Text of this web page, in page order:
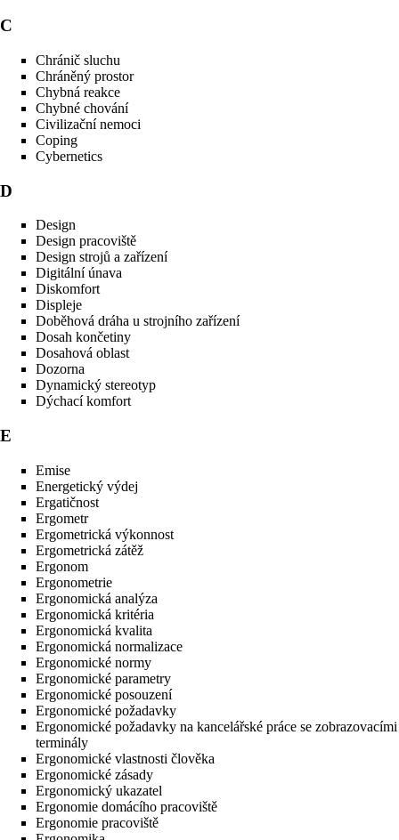
C
Chránič sluchu
Chráněný prostor
Chybná reakce
Chybné chování
Civilizační nemoci
Coping
Cybernetics
D
Design
Design pracoviště
Design strojů a zařízení
Digitální únava
Diskomfort
Displeje
Doběhová dráha u strojního zařízení
Dosah končetiny
Dosahová oblast
Dozorna
Dynamický stereotyp
Dýchací komfort
E
Emise
Energetický výdej
Ergatičnost
Ergometr
Ergometrická výkonnost
Ergometrická zátěž
Ergonom
Ergonometrie
Ergonomická analýza
Ergonomická kritéria
Ergonomická kvalita
Ergonomická normalizace
Ergonomické normy
Ergonomické parametry
Ergonomické posouzení
Ergonomické požadavky
Ergonomické požadavky na kancelářské práce se zobrazovacími
terminály
Ergonomické vlastnosti člověka
Ergonomické zásady
Ergonomický ukazatel
Ergonomie domácího pracoviště
Ergonomie pracoviště